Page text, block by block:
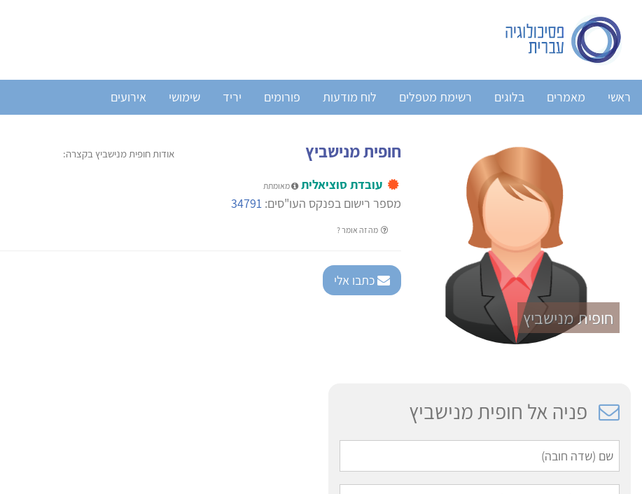
ראשי מאמרים בלוגים רשימת מטפלים לוח מודעות פורומים יריד שימושי אירועים
חופית מנישביץ
חופית מנישביץ
עובדת סוציאלית מאומתת
מספר רישום בפנקס העו"סים: 34791
מה זה אומר ?
אודות חופית מנישביץ בקצרה:
כתבו אלי
פניה אל חופית מנישביץ